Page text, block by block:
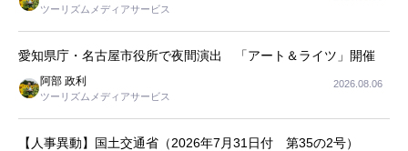
ツーリズムメディアサービス
愛知県庁・名古屋市役所で夜間演出 「アート＆ライツ」開催
阿部 政利
ツーリズムメディアサービス
2026.08.06
【人事異動】国土交通省（2026年7月31日付 第35の2号）